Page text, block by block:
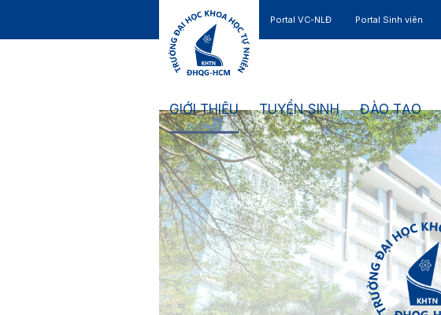
Portal VC-NLĐ Portal Sinh viên
GIỚI THIỆU TUYỂN SINH ĐÀO TẠO